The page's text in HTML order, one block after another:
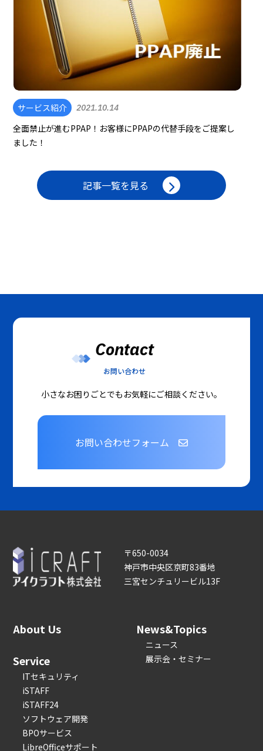
サービス紹介 2021.10.14
全面禁止が進むPPAP！お客様にPPAPの代替手段をご提案し
ました！
記事一覧を見る
Contact
お問い合わせ
小さなお困りごとでもお気軽にご相談ください。
お問い合わせフォーム
〒650-0034
神戸市中央区京町83番地
三宮センチュリービル13F
About Us
Service
ITセキュリティ
iSTAFF
iSTAFF24
ソフトウェア開発
BPOサービス
LibreOfficeサポート
News&Topics
ニュース
展示会・セミナー